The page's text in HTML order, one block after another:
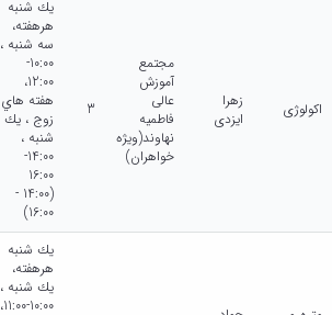
اکولوژی
زهرا
ایزدی
مجتمع
آموزش
عالی
فاطمیه
نهاوند(ویژه
خواهران)
3
يك شنبه
هرهفته،
سه شنبه ،
10:00-
12:00،
هفته هاي
زوج ، يك
شنبه ،
14:00-
16:00
(14:00 -
16:00)
يك شنبه
هرهفته،
يك شنبه ،
10:00-11:00،